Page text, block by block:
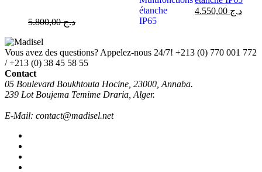
د.ج
د.ج5.800,00
Vous avez des questions? Appelez-nous 24/7! +213 (0) 770 001 772
/ +213 (0) 38 45 58 55
Contact
05 Boulevard Boukhtouta Hocine, 23000, Annaba.
239 Lot Boujema Temime Draria, Alger.
E-Mail: contact@madisel.net